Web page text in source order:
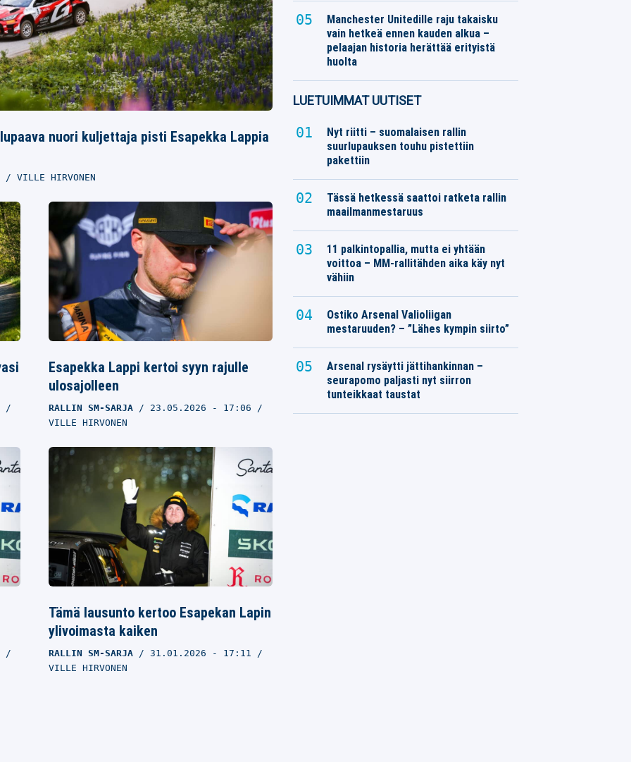
nuori kuljettaja pisti Esapekka Lappia
VILLE HIRVONEN
Esapekka Lappi kertoi syyn rajulle
ulosajolleen
RALLIN SM-SARJA 23.05.2026 - 17:06
VILLE HIRVONEN
Tämä lausunto kertoo Esapekan Lapin
ylivoimasta kaiken
RALLIN SM-SARJA 31.01.2026 - 17:11
VILLE HIRVONEN
Manchester Unitedille raju takaisku
vain hetkeä ennen kauden alkua –
pelaajan historia herättää erityistä
huolta
LUETUIMMAT UUTISET
Nyt riitti – suomalaisen rallin
suurlupauksen touhu pistettiin
pakettiin
Tässä hetkessä saattoi ratketa rallin
maailmanmestaruus
11 palkintopallia, mutta ei yhtään
voittoa – MM-rallitähden aika käy nyt
vähiin
Ostiko Arsenal Valioliigan
mestaruuden? – ”Lähes kympin siirto”
Arsenal rysäytti jättihankinnan –
seurapomo paljasti nyt siirron
tunteikkaat taustat